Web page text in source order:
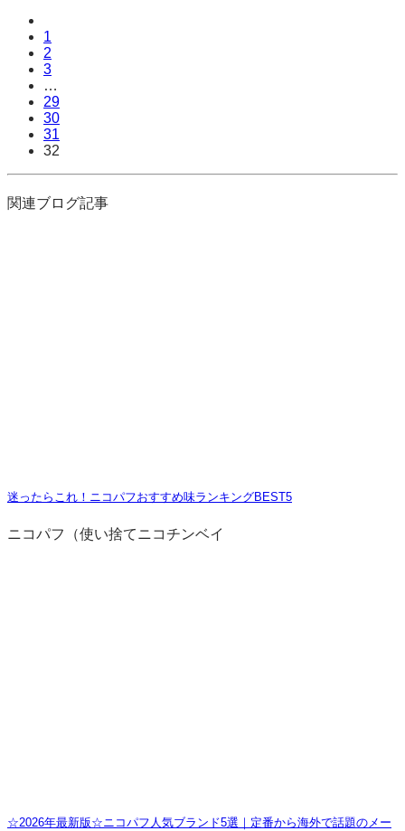
1
2
3
…
29
30
31
32
関連ブログ記事
迷ったらこれ！ニコパフおすすめ味ランキングBEST5
ニコパフ（使い捨てニコチンベイ
☆2026年最新版☆ニコパフ人気ブランド5選｜定番から海外で話題のメー